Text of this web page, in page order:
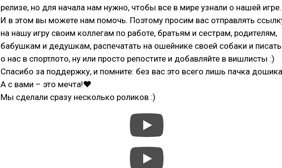
релизе, но для начала нам нужно, чтобы все в мире узнали о нашей игре.
И в этом вы можете нам помочь. Поэтому просим вас отправлять
на нашу игру своим коллегам по работе, братьям и сестрам, родителям,
бабушкам и дедушкам, распечатать на ошейнике своей собаки и писать
о нас в спортлото, ну или просто репостите и добавляйте в вишлисты :)
Спасибо за поддержку, и помните: без вас это всего лишь пачка
А с вами – это мечта!❤
Мы сделали сразу несколько роликов :)